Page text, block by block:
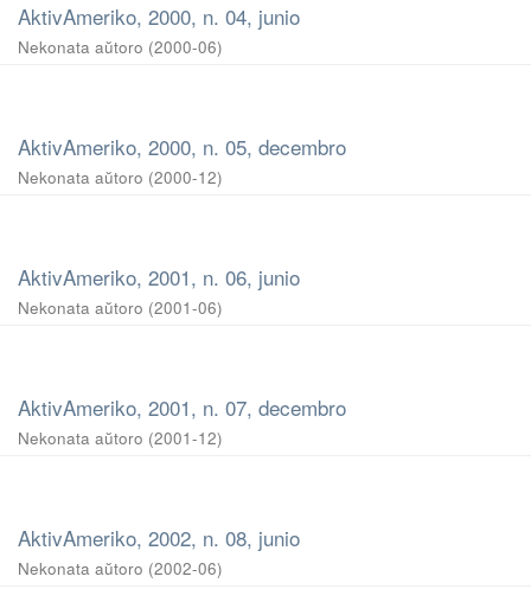
AktivAmeriko, 2000, n. 04, junio
Nekonata aŭtoro (2000-06)
AktivAmeriko, 2000, n. 05, decembro
Nekonata aŭtoro (2000-12)
AktivAmeriko, 2001, n. 06, junio
Nekonata aŭtoro (2001-06)
AktivAmeriko, 2001, n. 07, decembro
Nekonata aŭtoro (2001-12)
AktivAmeriko, 2002, n. 08, junio
Nekonata aŭtoro (2002-06)